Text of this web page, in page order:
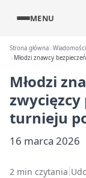
MENU
Strona główna Wiadomości
Młodzi znawcy
Młodzi
turnieju
16 marca 2026
2 min czytania